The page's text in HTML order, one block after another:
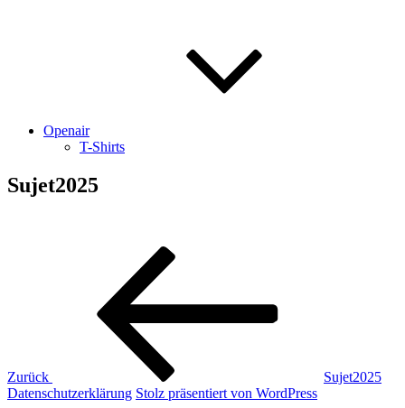
Openair
T-Shirts
Sujet2025
Beitragsnavigation
Zurück
Sujet2025
Datenschutzerklärung Stolz präsentiert von WordPress